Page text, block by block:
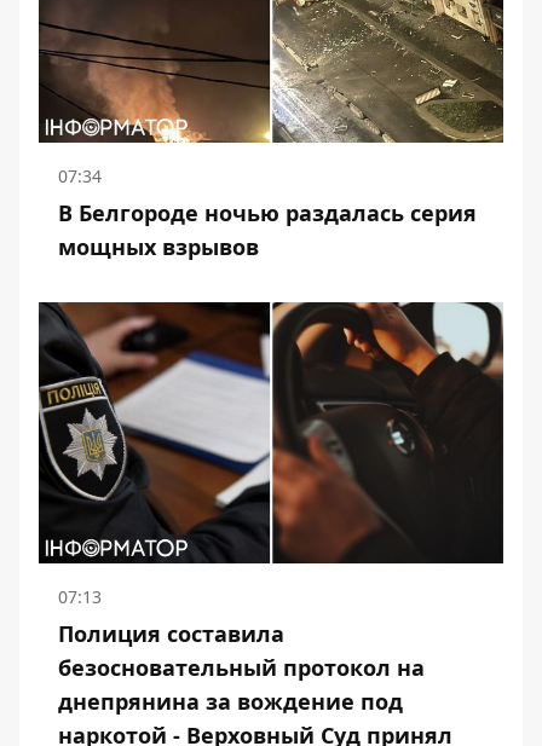
07:34
В Белгороде ночью раздалась серия
мощных взрывов
07:13
Полиция составила
безосновательный протокол на
днепрянина за вождение под
наркотой - Верховный Суд принял